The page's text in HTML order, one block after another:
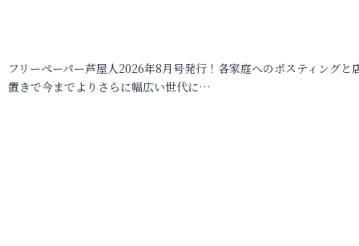
フリーペーパー芦屋人2026年8月号発行！各家庭へのポスティングと
置きで今までよりさらに幅広い世代に…